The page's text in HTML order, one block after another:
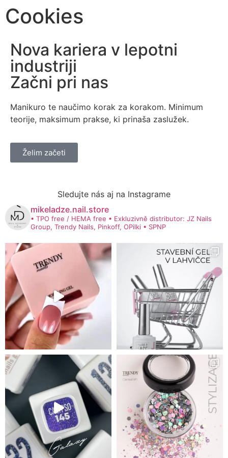
Cookies
Nova kariera v lepotni
industriji
Začni pri nas
Manikuro te naučimo korak za korakom. Minimum
teorije, maksimum prakse, ki prinaša zaslužek.
Želim začeti
Sledujte nás aj na Instagrame
mikeladze.nail.store
• TPO free / HEMA free • Exkluzivně distributor: JZ Nails
Group, Trendy Nails, Pinkoff, OPilki • SPNP